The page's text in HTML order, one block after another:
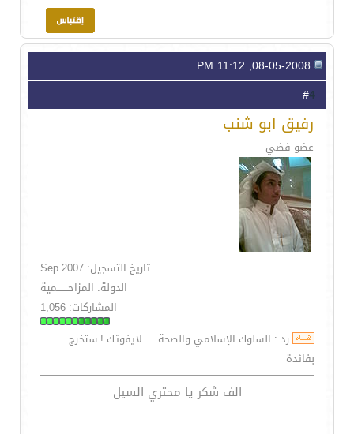
4
رفيق ابو شنب
عضو فضي
تاريخ التسجيل: Sep 2007
الدولة: المزاحـــــــمية
المشاركات: 1,056
رد : السلوك الإسلامي والصحة ... لايفوتك ! ستخرج
بفائدة
الف شكر يا محتري السيل